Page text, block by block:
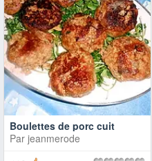
Boulettes de porc cuit
Par jeanmerode